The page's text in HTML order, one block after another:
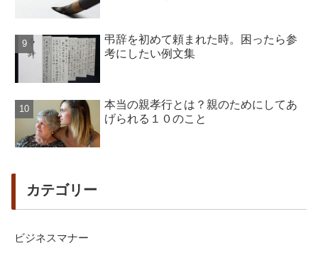
弔辞を初めて頼まれた時。困ったら参
考にしたい例文集
本当の親孝行とは？親のためにしてあ
げられる１０のこと
カテゴリー
ビジネスマナー